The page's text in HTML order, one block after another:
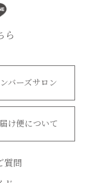
ら
バーズサロン
け便について
質問